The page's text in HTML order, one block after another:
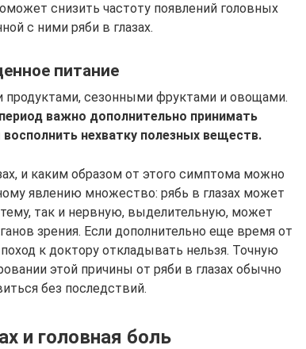
снизить частоту появлений головных
с ними ряби в глазах.
питание
продуктами, сезонными фруктами и овощами.
важно дополнительно принимать
нехватку полезных веществ.
и каким образом от этого симптома можно
явлению множество: рябь в глазах может
так и нервную, выделительную, может
зрения. Если дополнительно еще время от
к доктору откладывать нельзя. Точную
этой причины от ряби в глазах обычно
без последствий.
и головная боль